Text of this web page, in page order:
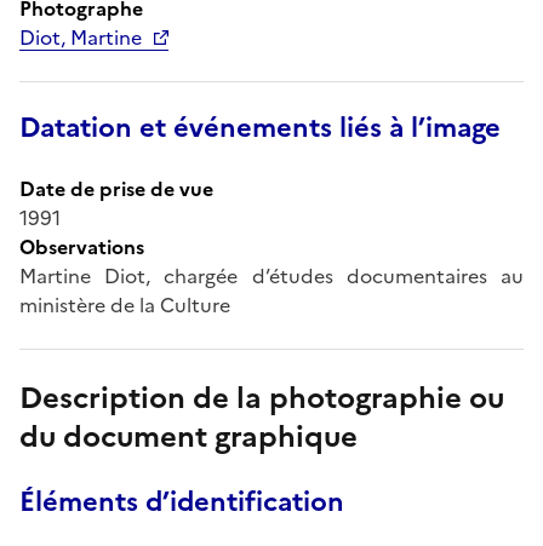
Photographe
Diot, Martine
Datation et événements liés à l’image
Date de prise de vue
1991
Observations
Martine Diot, chargée d’études documentaires au
ministère de la Culture
Description de la photographie ou
du document graphique
Éléments d’identification